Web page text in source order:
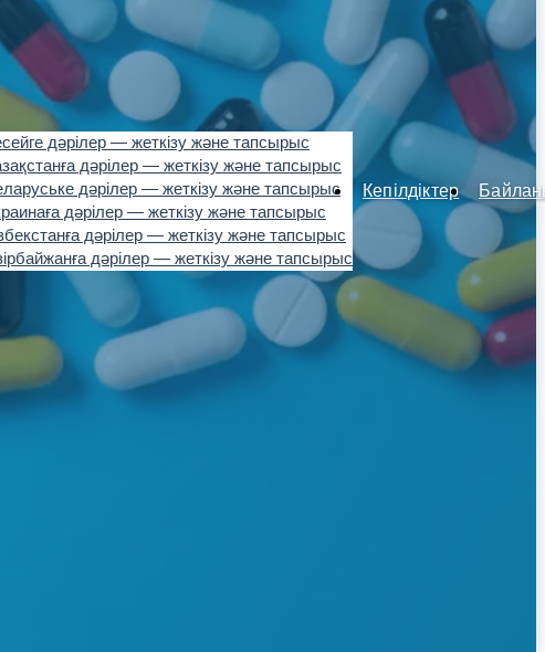
дәрілер — жеткізу және тапсырыс
дәрілер — жеткізу және тапсырыс
дәрілер — жеткізу және тапсырыс
дәрілер — жеткізу және тапсырыс
дәрілер — жеткізу және тапсырыс
дәрілер — жеткізу және тапсырыс
Кепілдіктер